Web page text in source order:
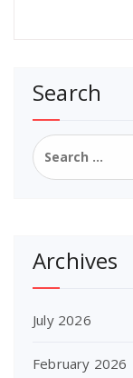
Search
Search
for:
Archives
July 2026
February 2026